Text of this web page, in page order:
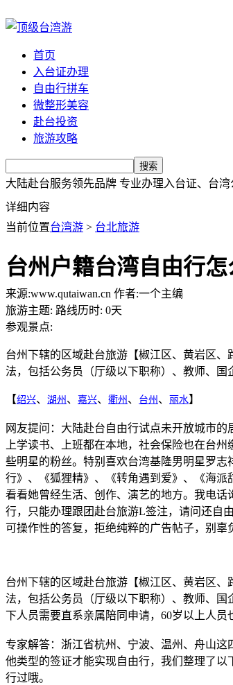
首页
入台证办理
自由行拼车
微整形美容
赴台投资
旅游攻略
大陆赴台服务领先品牌 专业办理入台证、台
详细内容
当前位置台湾游 > 台北旅游
台州户籍台湾自由行
来源:www.qutaiwan.cn 作者:一个主编
旅游主题: 路线历时: 0天
参观景点:
台州下辖的区域赴台旅游【椒江区、黄岩区
法，包括公务员（厅级以下职称）、教师、国
【绍兴、 湖州 、 嘉兴、 衢州 、 台州 、 丽水】
网友提问：大陆赴台自由行试点未开放城市
上学读书、上班都在本地，社会保险也在台
些明星的粉丝。特别喜欢台湾基隆男明星罗
行》、《狐狸精》、《转角遇到爱》、《海
看看她曾经生活、创作、演艺的地方。我电
行，只能办理跟团赴台旅游L签注，请问还自
可操作性的答复，拒绝纯粹的广告帖子，别辜
台州下辖的区域赴台旅游【椒江区、黄岩区
法，包括公务员（厅级以下职称）、教师、
下人员需要直系亲属陪同申请，60岁以上人员
专家解答：浙江省杭州、宁波、温州、舟山
他类型的签证才能实现自由行，我们整理了
行过哦。